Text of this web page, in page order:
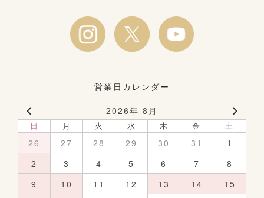
営業日カレンダー
2026年 8月
日 月 火 水 木 金 土
26 27 28 29 30 31
1
2
3 4 5 6 7
8
9
10 11 12 13 14
15